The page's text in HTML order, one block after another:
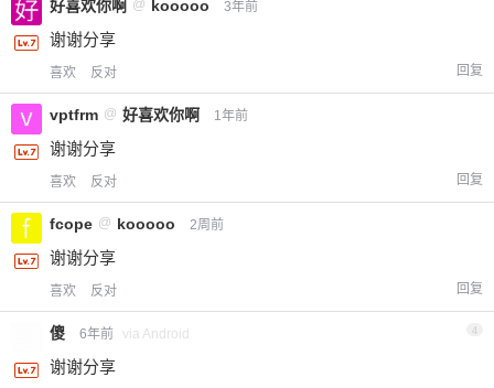
好喜欢你啊 @ kooooo 3年前
谢谢分享
喜欢 反对 回复
vptfrm @ 好喜欢你啊 1年前
谢谢分享
喜欢 反对 回复
fcope @ kooooo 2周前
谢谢分享
喜欢 反对 回复
傻 6年前 via Android 4
谢谢分享